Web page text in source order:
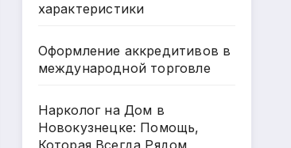
характеристики
Оформление аккредитивов в
международной торговле
Нарколог на Дом в
Новокузнецке: Помощь,
Которая Всегда Рядом